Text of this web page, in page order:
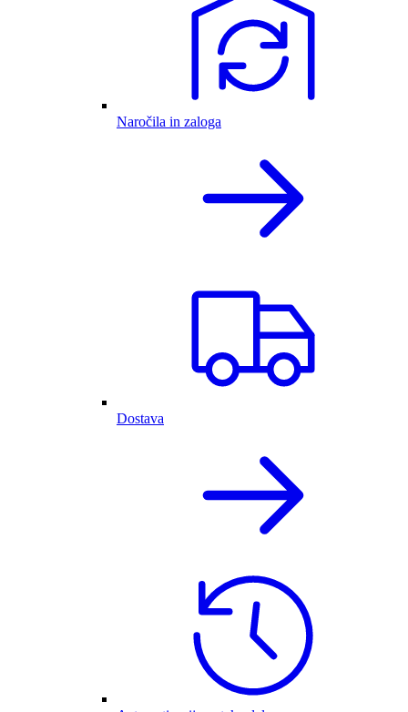
Naročila in zaloga
Dostava